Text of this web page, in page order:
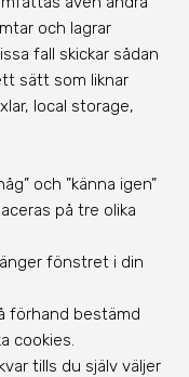
och lagrar
fall skickar sådan
sätt som liknar
local storage,
och ”känna igen”
på tre olika
fönstret i din
förhand bestämd
cookies.
tills du själv väljer